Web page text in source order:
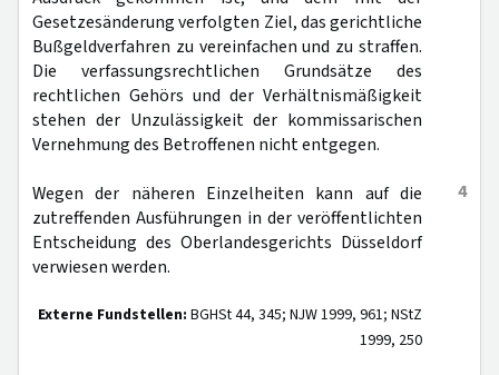
Gesetzesänderung verfolgten Ziel, das gerichtliche
Bußgeldverfahren zu vereinfachen und zu straffen.
Die verfassungsrechtlichen Grundsätze des
rechtlichen Gehörs und der Verhältnismäßigkeit
stehen der Unzulässigkeit der kommissarischen
Vernehmung des Betroffenen nicht entgegen.
4
Wegen der näheren Einzelheiten kann auf die
zutreffenden Ausführungen in der veröffentlichten
Entscheidung des Oberlandesgerichts Düsseldorf
verwiesen werden.
Externe Fundstellen: BGHSt 44, 345; NJW 1999, 961; NStZ
1999, 250